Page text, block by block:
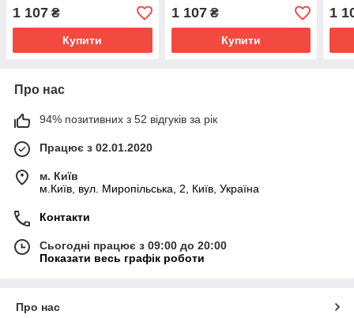
1 107 ₴
Купити
1 107₴
Купити
1
Про нас
94% позитивних з 52 відгуків за рік
Працює з 02.01.2020
м. Київ
м.Київ, вул. Миропільська, 2, Київ, Україна
Контакти
Сьогодні працює з 09:00 до 20:00
Показати весь графік роботи
Про нас